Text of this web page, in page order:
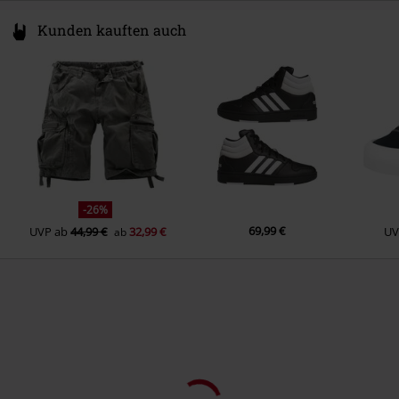
Kunden kauften auch
-26%
UVP ab44,99 € ab32,99 € 69,99 €